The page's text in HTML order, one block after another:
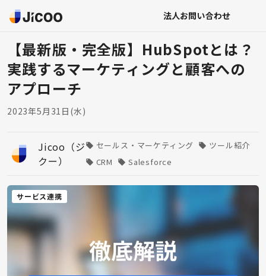
法人お問い合わせ
【最新版・完全版】HubSpotとは？
実践するマーケティングと顧客への
アプローチ
2023年5月31日(水)
Jicoo（ジ
クー）
セールス・マーケティング
ツール紹介
CRM
Salesforce
サービス連携